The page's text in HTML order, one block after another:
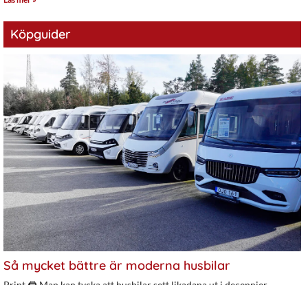
Köpguider
Så mycket bättre är moderna husbilar